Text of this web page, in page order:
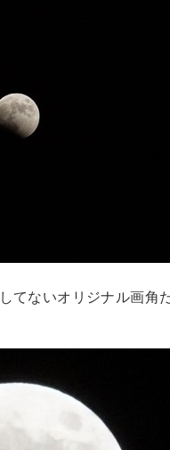
てないオリジナル画角